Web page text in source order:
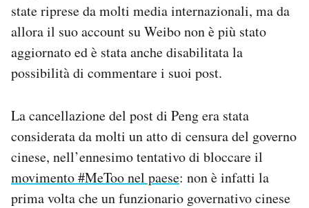
state riprese da molti media internazionali, ma da
allora il suo account su Weibo non è più stato
aggiornato ed è stata anche disabilitata la
possibilità di commentare i suoi post.
La cancellazione del post di Peng era stata
considerata da molti un atto di censura del governo
cinese, nell’ennesimo tentativo di bloccare il
movimento #MeToo nel paese: non è infatti la
prima volta che un funzionario governativo cinese